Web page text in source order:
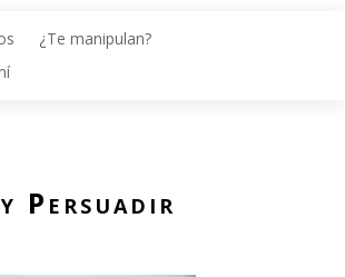
¿Te manipulan?
Persuadir